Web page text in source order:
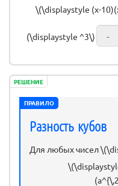
\(\displaystyle (x-
(\displaystyle ^3\)
РЕШЕНИЕ
ПРАВИЛО
Разность кубов
Для любых чисел